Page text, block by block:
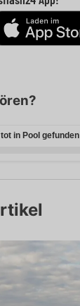
in Pool gefunden